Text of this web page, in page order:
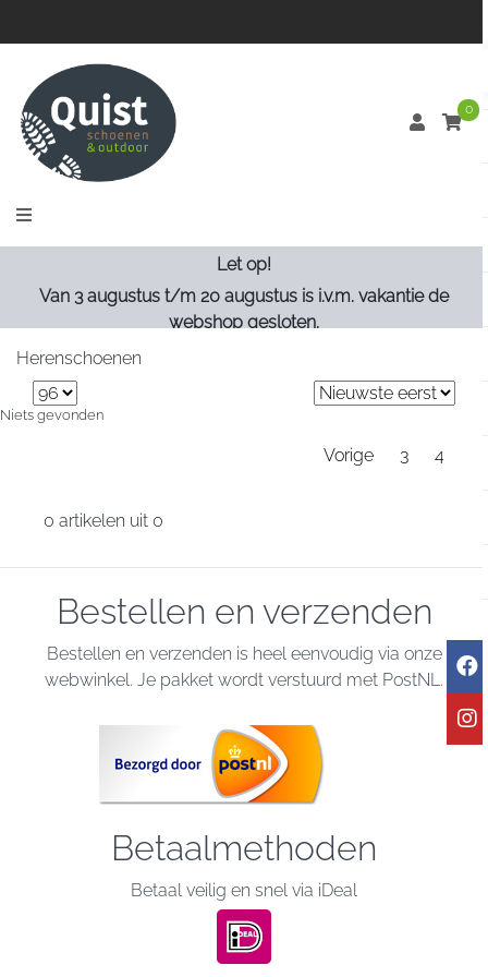
0
Let op!
Van 3 augustus t/m 20 augustus is i.v.m. vakantie de
webshop gesloten.
Herenschoenen
Niets gevonden
Vorige 3 4
0 artikelen uit 0
Bestellen en verzenden
Bestellen en verzenden is heel eenvoudig via onze
webwinkel. Je pakket wordt verstuurd met PostNL.
Betaalmethoden
Betaal veilig en snel via iDeal